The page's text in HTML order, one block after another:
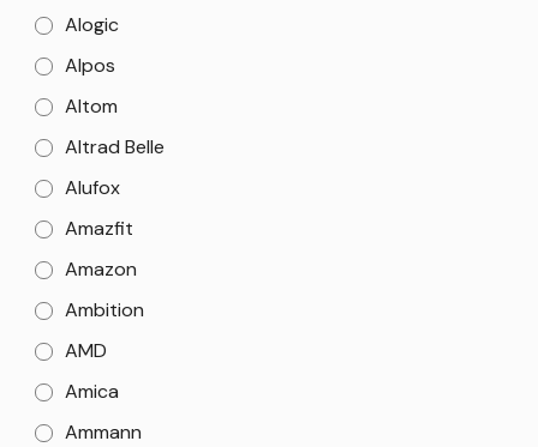
Alogic
Alpos
Altom
Altrad Belle
Alufox
Amazfit
Amazon
Ambition
AMD
Amica
Ammann